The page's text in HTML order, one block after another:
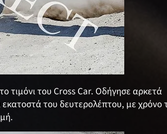
τιμόνι του Cross Car. Οδήγησε αρκετά
του δευτερολέπτου, με χρόνο